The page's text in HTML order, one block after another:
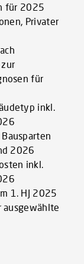
für 2025
Privater
für
inkl.
2026
inkl.
1. HJ 2025
ausgewählte